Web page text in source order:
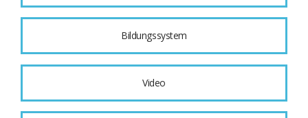
Bildungssystem
Video